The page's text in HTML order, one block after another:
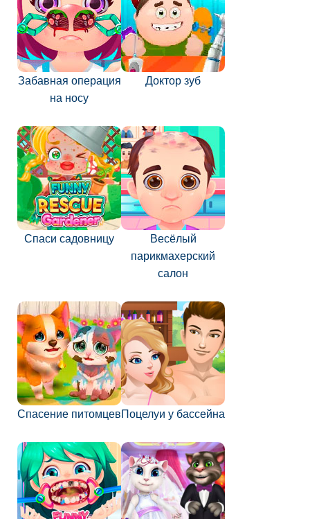
Забавная операция
на носу
Доктор зуб
Спаси садовницу
Весёлый
парикмахерский
салон
Спасение питомцевПоцелуи у бассейна